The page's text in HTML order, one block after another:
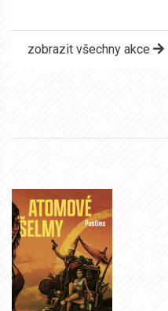
zobrazit všechny akce